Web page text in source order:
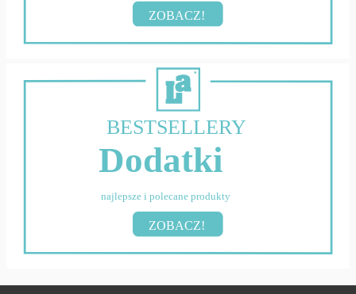
ZOBACZ!
BESTSELLERY
Dodatki
najlepsze i polecane produkty
ZOBACZ!